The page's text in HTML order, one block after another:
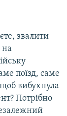
звалити
на
поїзд, саме
вибухнула
Потрібно